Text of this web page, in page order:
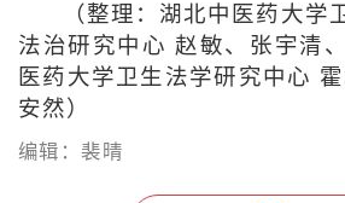
（整理：湖北中医药大学
法治研究中心 赵敏、张宇清
医药大学卫生法学研究中心
安然）
编辑：裴晴